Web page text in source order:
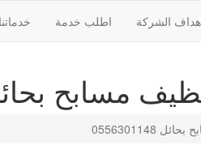
خدماتنا اطلب خدمة الشركة
خصم 30% تغسيل